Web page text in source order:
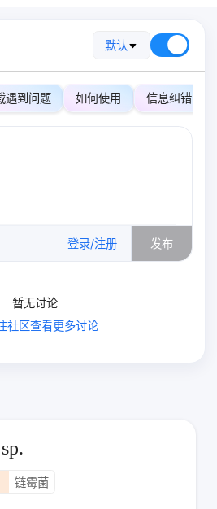
默认
遇到问题 如何使用 信息纠错
登录/注册 发布
暂无讨论
社区查看更多讨论
链霉菌